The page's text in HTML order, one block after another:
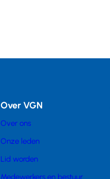
Over VGN
Over ons
Onze leden
Lid worden
Medewerkers en bestuur